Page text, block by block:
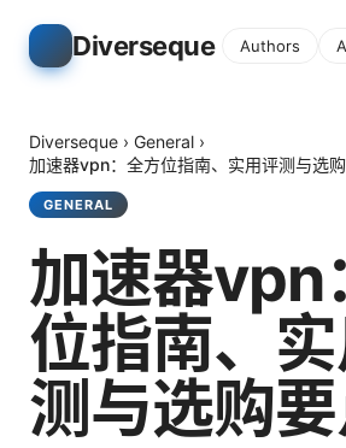
Diverseque Authors
Diverseque › General ›
加速器vpn：全方位指南、实用评测与选
GENERAL
加速器vpn
位指南、
测与选购